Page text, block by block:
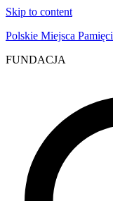
Skip to content
Polskie Miejsca Pamięci
FUNDACJA